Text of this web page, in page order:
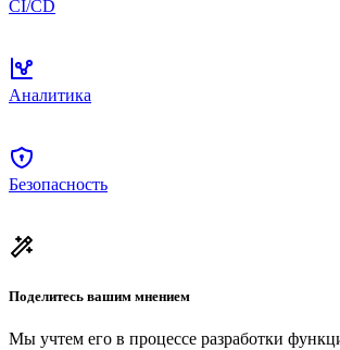
CI/CD
Аналитика
Безопасность
Поделитесь вашим мнением
Мы учтем его в процессе разработки